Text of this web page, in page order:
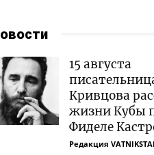
15 августа
Кривцова
жизни Кубы
Фиделе
Редакция